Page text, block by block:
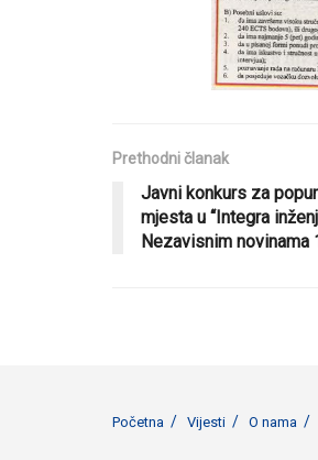
Prethodni članak
Javni konkurs za
mjesta u “Integra
Nezavisnim novinama
Početna Vijesti O nama